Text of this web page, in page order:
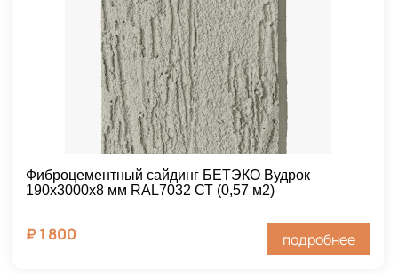
Фиброцементный сайдинг БЕТЭКО Вудрок
190х3000х8 мм RAL7032 СТ (0,57 м2)
₽ 1 800 подробнее